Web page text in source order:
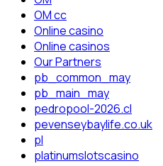
OM cc
Online casino
Online casinos
Our Partners
pb_common_may
pb_main_may
pedropool-2026.cl
pevenseybaylife.co.uk
pl
platinumslotscasino